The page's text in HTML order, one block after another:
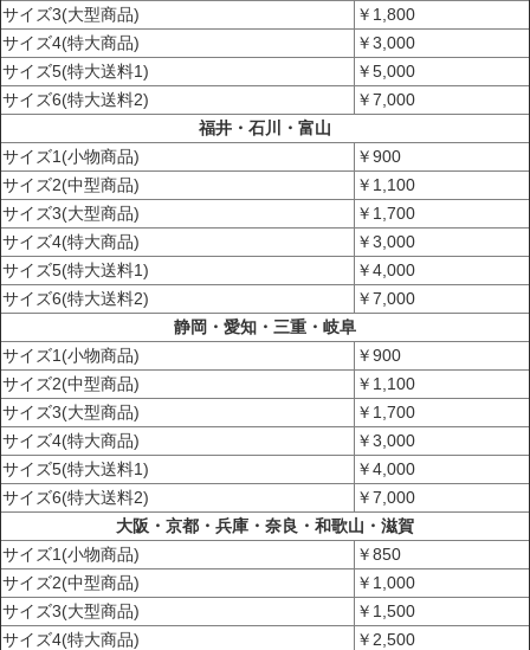
サイズ3(大型商品)
￥1,800
サイズ4(特大商品)
￥3,000
サイズ5(特大送料1)
￥5,000
サイズ6(特大送料2)
￥7,000
福井・石川・富山
サイズ1(小物商品)
￥900
サイズ2(中型商品)
￥1,100
サイズ3(大型商品)
￥1,700
サイズ4(特大商品)
￥3,000
サイズ5(特大送料1)
￥4,000
サイズ6(特大送料2)
￥7,000
静岡・愛知・三重・岐阜
サイズ1(小物商品)
￥900
サイズ2(中型商品)
￥1,100
サイズ3(大型商品)
￥1,700
サイズ4(特大商品)
￥3,000
サイズ5(特大送料1)
￥4,000
サイズ6(特大送料2)
￥7,000
大阪・京都・兵庫・奈良・和歌山・滋賀
サイズ1(小物商品)
￥850
サイズ2(中型商品)
￥1,000
サイズ3(大型商品)
￥1,500
サイズ4(特大商品)
￥2,500